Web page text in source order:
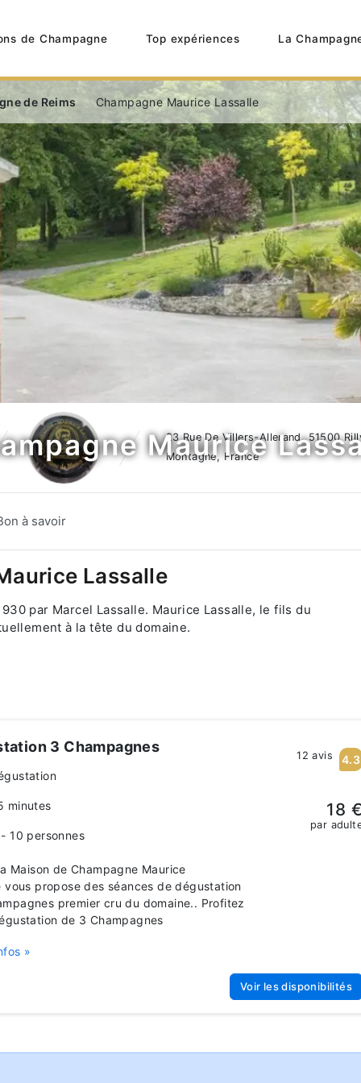
de Champagne Top expériences La
de Reims Champagne Maurice Lassalle
23 Rue De Villers-Allerand, 51500
Montagne, France
Maurice
à savoir
Lassalle
par Marcel Lassalle. Maurice Lassalle, le fils du
à la tête du domaine.
3 Champagnes
minutes
10 personnes
Maison de Champagne Maurice
vous propose des séances de dégustation
premier cru du domaine.. Profitez
de 3 Champagnes
»
4.3
12 avis
18
par
Voir les disponibilités